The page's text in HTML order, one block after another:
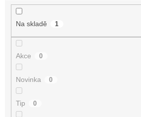
Na skladě 1
Akce 0
Novinka 0
Tip 0